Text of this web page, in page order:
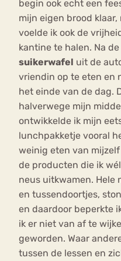
begin ook echt een
mijn eigen brood
voelde ik ook de
kantine te halen. Na
suikerwafel uit de
vriendin op te eten en
het einde van de dag.
halverwege mijn
ontwikkelde ik mijn
lunchpakketje vooral
weinig eten van
de producten die ik
neus uitkwamen. Hele
en tussendoortjes,
en daardoor beperkte
ik er niet van af te
geworden. Waar
tussen de lessen en